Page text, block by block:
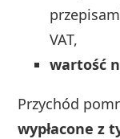
VAT,
wartość
Przychód
wypłacone z